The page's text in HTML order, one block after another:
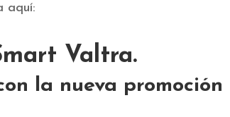
aquí:
Valtra.
la nueva promoción